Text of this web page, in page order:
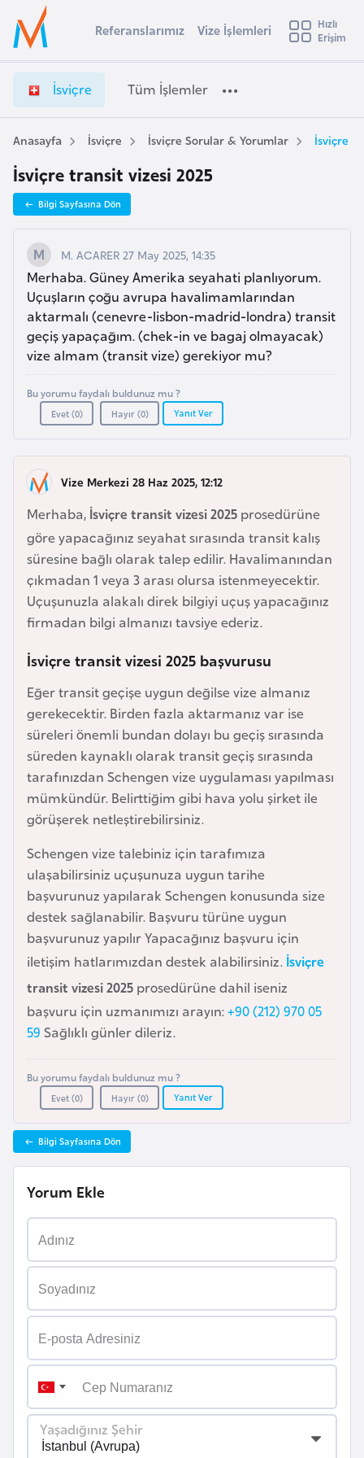
Ülke Seçimi
Başvuru yapmak istediğiniz ülkeyi seçin
Üye
Girişi
s
i
ç
V
i
z
e
İ
ş
l
e
m
l
e
r
i
e
Referanslarımız Vize İşlemleri
Hızlı
Erişim
İsviçre Tüm İşlemler
Anasayfa İsviçre İsviçre Sorular & Yorumlar İsviçre
İsviçre transit vizesi 2025
Bilgi Sayfasına Dön
M. ACARER 27 May 2025, 14:35
Merhaba. Güney Amerika seyahati planlıyorum.
Uçuşların çoğu avrupa havalimamlarından
aktarmalı (cenevre-lisbon-madrid-londra) transit
geçiş yapaçağım. (chek-in ve bagaj olmayacak)
vize almam (transit vize) gerekiyor mu?
Bu yorumu faydalı buldunuz mu ?
Evet (0) Hayır (0) Yanıt Ver
Vize Merkezi 28 Haz 2025, 12:12
Merhaba, İsviçre transit vizesi 2025 prosedürüne
göre yapacağınız seyahat sırasında transit kalış
süresine bağlı olarak talep edilir. Havalimanından
çıkmadan 1 veya 3 arası olursa istenmeyecektir.
Uçuşunuzla alakalı direk bilgiyi uçuş yapacağınız
firmadan bilgi almanızı tavsiye ederiz.
İsviçre transit vizesi 2025 başvurusu
Eğer transit geçişe uygun değilse vize almanız
gerekecektir. Birden fazla aktarmanız var ise
süreleri önemli bundan dolayı bu geçiş sırasında
süreden kaynaklı olarak transit geçiş sırasında
tarafınızdan Schengen vize uygulaması yapılması
mümkündür. Belirttiğim gibi hava yolu şirket ile
görüşerek netleştirebilirsiniz.
Schengen vize talebiniz için tarafımıza
ulaşabilirsiniz uçuşunuza uygun tarihe
başvurunuz yapılarak Schengen konusunda size
destek sağlanabilir. Başvuru türüne uygun
başvurunuz yapılır Yapacağınız başvuru için
iletişim hatlarımızdan destek alabilirsiniz. İsviçre
transit vizesi 2025 prosedürüne dahil iseniz
başvuru için uzmanımızı arayın:+90 (212) 970 05
59 Sağlıklı günler dileriz.
Bu yorumu faydalı buldunuz mu ?
Evet (0) Hayır (0) Yanıt Ver
Bilgi Sayfasına Dön
Yorum Ekle
Yaşadığınız Şehir
s
t
r
a
A
u
s
t
u
y
a
z
e
r
a
y
c
a
n
B
h
r
e
y
n
B
a
n
g
l
a
d
e
ş
e
r
u
B
l
i
e